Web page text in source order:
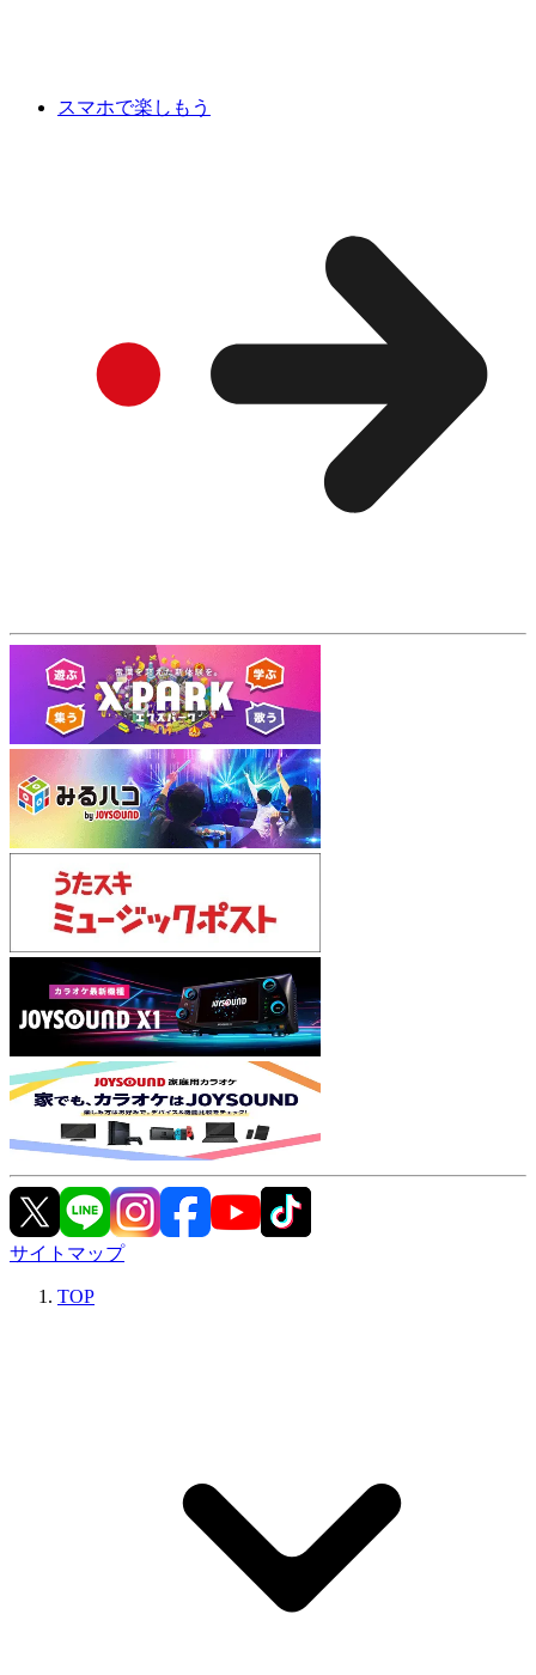
スマホで楽しもう
サイトマップ
TOP